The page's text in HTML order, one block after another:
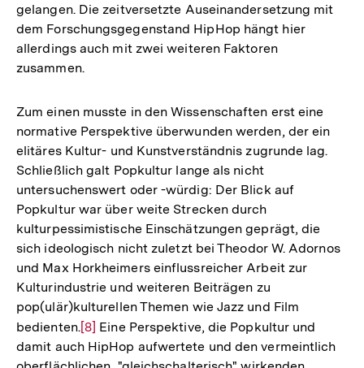
gelangen. Die zeitversetzte Auseinandersetzung mit
dem Forschungsgegenstand HipHop hängt hier
allerdings auch mit zwei weiteren Faktoren
zusammen.
Zum einen musste in den Wissenschaften erst eine
normative Perspektive überwunden werden, der ein
elitäres Kultur- und Kunstverständnis zugrunde lag.
Schließlich galt Popkultur lange als nicht
untersuchenswert oder -würdig: Der Blick auf
Popkultur war über weite Strecken durch
kulturpessimistische Einschätzungen geprägt, die
sich ideologisch nicht zuletzt bei Theodor W. Adornos
und Max Horkheimers einflussreicher Arbeit zur
Kulturindustrie und weiteren Beiträgen zu
pop(ulär)kulturellen Themen wie Jazz und Film
bedienten.Zur
Auflösung
[8] Eine Perspektive, die Popkultur und
damit auch HipHop aufwertete und den vermeintlich